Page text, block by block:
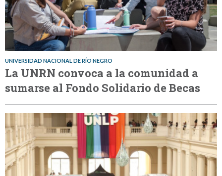
UNIVERSIDAD NACIONAL DE RÍO NEGRO
La UNRN convoca a la comunidad a
sumarse al Fondo Solidario de Becas